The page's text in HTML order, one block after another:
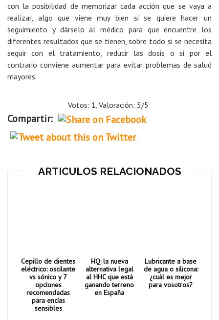
con la posibilidad de memorizar cada acción que se vaya a
realizar, algo que viene muy bien si se quiere hacer un
seguimiento y dárselo al médico para que encuentre los
diferentes resultados que se tienen, sobre todo si se necesita
seguir con el tratamiento, reducir las dosis o si por el
contrario conviene aumentar para evitar problemas de salud
mayores.
Votos: 1. Valoración: 5/5
Compartir:
ARTICULOS RELACIONADOS
Cepillo de dientes
eléctrico: oscilante
vs sónico y 7
opciones
recomendadas
para encías
sensibles
HQ: la nueva
alternativa legal
al HHC que está
ganando terreno
en España
Lubricante a base
de agua o silicona:
¿cuál es mejor
para vosotros?